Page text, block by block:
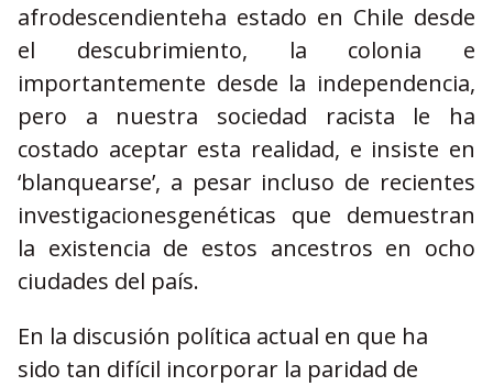
afrodescendienteha estado en Chile desde
el descubrimiento, la colonia e
importantemente desde la independencia,
pero a nuestra sociedad racista le ha
costado aceptar esta realidad, e insiste en
‘blanquearse’, a pesar incluso de recientes
investigacionesgenéticas que demuestran
la existencia de estos ancestros en ocho
ciudades del país.
En la discusión política actual en que ha
sido tan difícil incorporar la paridad de